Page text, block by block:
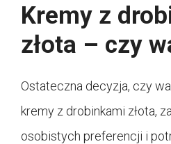
Kremy z
złota – czy
Ostateczna decyzja, czy
kremy z drobinkami złota,
osobistych preferencji i